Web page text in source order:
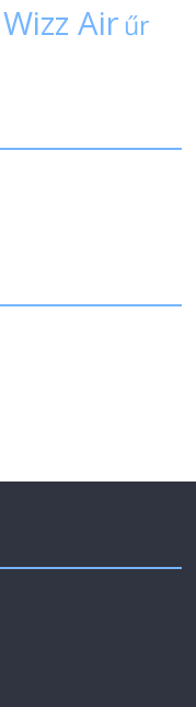
Wizz Air űr